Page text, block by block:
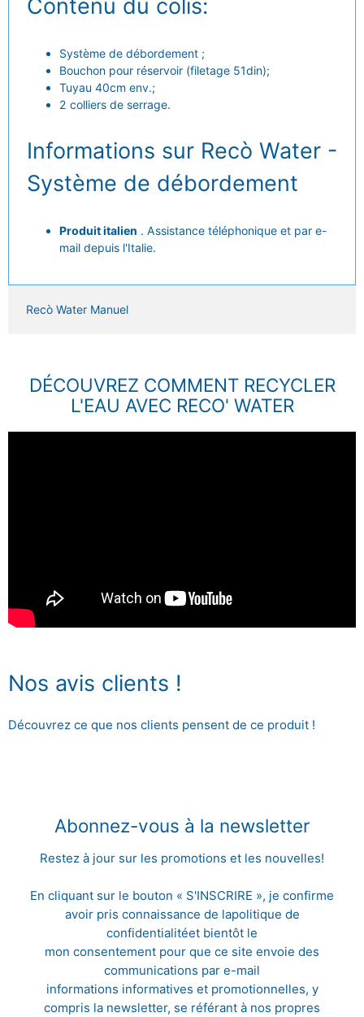
Contenu du colis:
Système de débordement ;
Bouchon pour réservoir (filetage 51din);
Tuyau 40cm env.;
2 colliers de serrage.
Informations sur Recò Water -
Système de débordement
Produit italien . Assistance téléphonique et par e-
mail depuis l'Italie.
Recò Water Manuel
DÉCOUVREZ COMMENT RECYCLER
L'EAU AVEC RECO' WATER
Nos avis clients !
Découvrez ce que nos clients pensent de ce produit !
Abonnez-vous à la newsletter
Restez à jour sur les promotions et les nouvelles!
En cliquant sur le bouton « S'INSCRIRE », je confirme
avoir pris connaissance de lapolitique de
confidentialitéet bientôt le
mon consentement pour que ce site envoie des
communications par e-mail
informations informatives et promotionnelles, y
compris la newsletter, se référant à nos propres